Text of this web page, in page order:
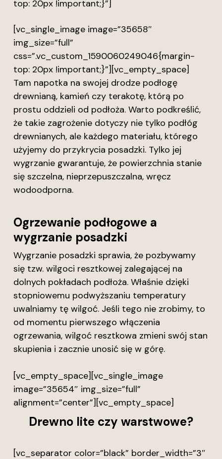
top: 20px !important;}”]
[vc_single_image image=”35658″
img_size=”full”
css=”.vc_custom_1590060249046{margin-
top: 20px !important;}”][vc_empty_space]
Tam napotka na swojej drodze podłogę
drewnianą, kamień czy terakotę, którą po
prostu oddzieli od podłoża. Warto podkreślić,
że takie zagrożenie dotyczy nie tylko podłóg
drewnianych, ale każdego materiału, którego
użyjemy do przykrycia posadzki. Tylko jej
wygrzanie gwarantuje, że powierzchnia stanie
się szczelna, nieprzepuszczalna, wręcz
wodoodporna.
Ogrzewanie podłogowe a
wygrzanie posadzki
Wygrzanie posadzki sprawia, że pozbywamy
się tzw. wilgoci resztkowej zalegającej na
dolnych pokładach podłoża. Właśnie dzięki
stopniowemu podwyższaniu temperatury
uwalniamy tę wilgoć. Jeśli tego nie zrobimy, to
od momentu pierwszego włączenia
ogrzewania, wilgoć resztkowa zmieni swój stan
skupienia i zacznie unosić się w górę.
[vc_empty_space][vc_single_image
image=”35654″ img_size=”full”
alignment=”center”][vc_empty_space]
Drewno lite czy warstwowe?
[vc_separator color=”black” border_width=”3″